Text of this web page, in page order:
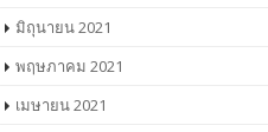
มิถุนายน 2021
พฤษภาคม 2021
เมษายน 2021